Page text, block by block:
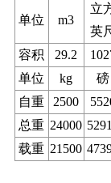
单位 m3
立
英
容积
29.2
单位
kg 磅
自重
2500
总重 24000
载重 21500